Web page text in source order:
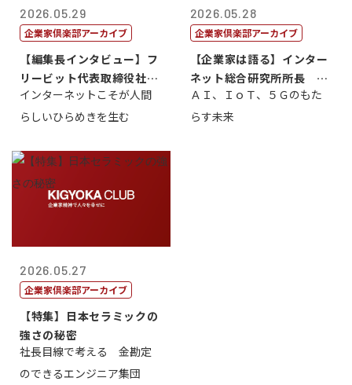
2026.05.29
企業家倶楽部アーカイブ
【編集長インタビュー】フ
リービット代表取締役社長
ＣＥＯ 石田...
インターネットこそが人間
らしいひらめきを生む
2026.05.28
企業家倶楽部アーカイブ
【企業家は語る】インター
ネット総合研究所所長 ブ
ロードバンド...
ＡＩ、ＩｏＴ、５Ｇのもた
らす未来
2026.05.27
企業家倶楽部アーカイブ
【特集】日本セラミックの
強さの秘密
社長目線で考える 金勘定
のできるエンジニア集団